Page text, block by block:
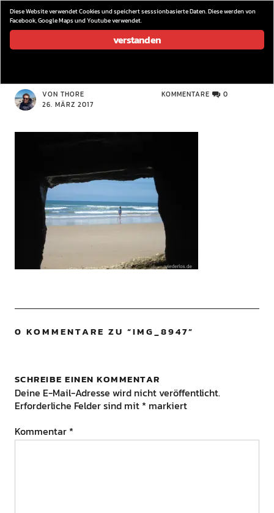
wieder los…
VON THORE
26. MÄRZ 2017
KOMMENTARE 0
0 KOMMENTARE ZU “IMG_8947”
SCHREIBE EINEN KOMMENTAR
Deine E-Mail-Adresse wird nicht veröffentlicht.
Erforderliche Felder sind mit * markiert
Kommentar *
Diese Website verwendet Cookies und speichert sesssionbasierte Daten. Diese werden von
Facebook, Google Maps und Youtube verwendet.
verstanden